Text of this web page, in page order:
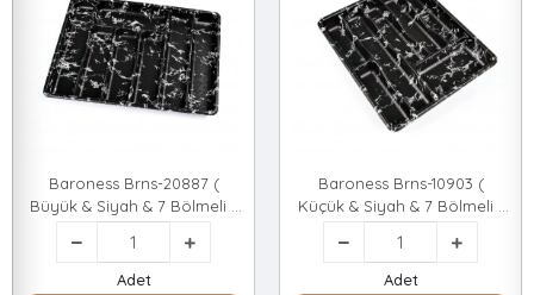
Baroness Brns-20887 (
Büyük & Siyah & 7 Bölmeli )
Çekmece İçi Kaşıklık
50x37cm*24
Adet
Baroness Brns-10903 (
Küçük & Siyah & 7 Bölmeli )
Çekmece İçi Kaşıklık
36x32cm*24
Adet